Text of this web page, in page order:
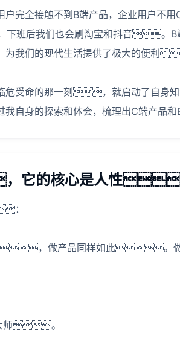
完全接触不到B端产品，企业用户
下班后我们也会刷淘宝和抖音。
们的现代生活提供了极大的便利
受命的那一刻，就启动了自身
我自身的探索和体会，梳理出C端
它的核心是人性
：
，做产品同样如此。做
师。